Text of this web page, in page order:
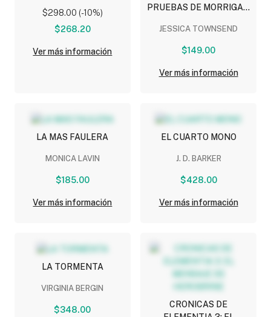
$298.00 (-10%)
$268.20
Ver más información
PRUEBAS DE MORRIGAN
JESSICA TOWNSEND
$149.00
Ver más información
LA MAS FAULERA
MONICA LAVIN
$185.00
Ver más información
EL CUARTO MONO
J. D. BARKER
$428.00
Ver más información
LA TORMENTA
VIRGINIA BERGIN
$348.00
CRONICAS DE